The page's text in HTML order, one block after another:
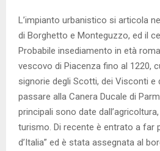
L’impianto urbanistico si articola
di Borghetto e Monteguzzo, ed il
Probabile insediamento in età
vescovo di Piacenza fino al 1220,
signorie degli Scotti, dei Visconti e
passare alla Canera Ducale di
principali sono date
turismo. Di recente è entrato a far
d’Italia” ed è stata assegnata al